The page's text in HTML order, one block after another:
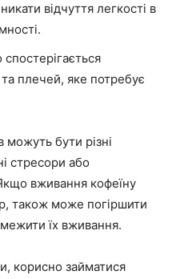
відчуття легкості в
спостерігається
плечей, яке потребує
можуть бути різні
стресори або
вживання кофеїну
також може погіршити
їх вживання.
корисно займатися